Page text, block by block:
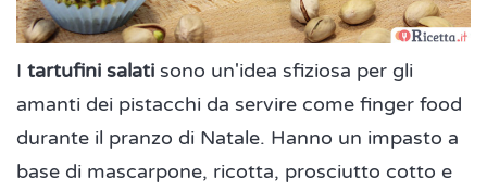
I tartufini salati sono un'idea sfiziosa per gli
amanti dei pistacchi da servire come finger food
durante il pranzo di Natale. Hanno un impasto a
base di mascarpone, ricotta, prosciutto cotto e